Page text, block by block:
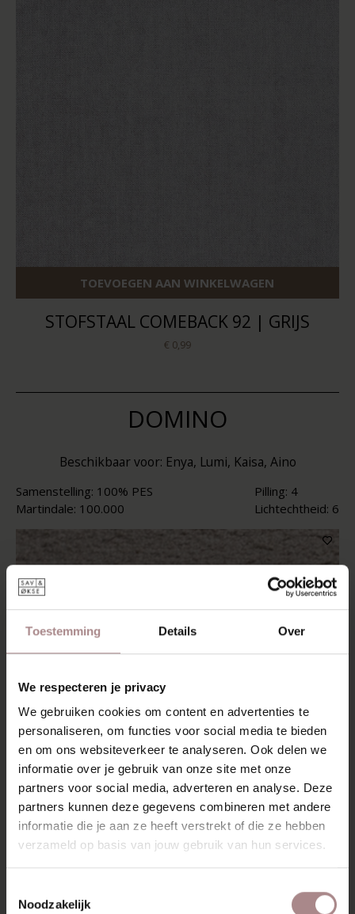
Toestemming Details Over
We respecteren je privacy
We gebruiken cookies om content en advertenties te
personaliseren, om functies voor social media te bieden
en om ons websiteverkeer te analyseren. Ook delen we
informatie over je gebruik van onze site met onze
partners voor social media, adverteren en analyse. Deze
partners kunnen deze gegevens combineren met andere
informatie die je aan ze heeft verstrekt of die ze hebben
verzameld op basis van jouw gebruik van hun services.
Noodzakelijk
TOEVOEGEN AAN WINKELWAGEN
STOFSTAAL COMEBACK 92 | GRIJS
€ 0,99
DOMINO
Beschikbaar voor: Enya, Lumi, Kaisa, Aino
Samenstelling: 100% PES
Martindale: 100.000
Pilling: 4
Lichtechtheid: 6
TOEVOEGEN AAN WINKELWAGEN
STOFSTAAL DOMINO 1/5 | ZAND